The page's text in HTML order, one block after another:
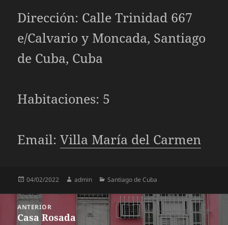
Dirección: Calle Trinidad 667
e/Calvario y Moncada, Santiago
de Cuba, Cuba
Habitaciones: 5
Email:Villa María del Carmen
Publicado
04/02/2022 Autor
admin Categorías
Santiago de Cuba
Navegación
ANTERIOR
Entrada
Casa Rosada